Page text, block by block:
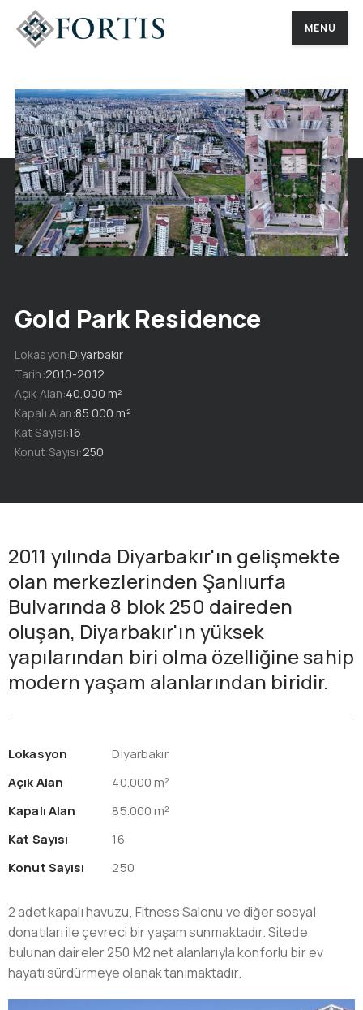
MENU
MENU
Gold Park Residence
Lokasyon Diyarbakır
Tarih 2010-2012
Açık Alan 40.000 m²
Kapalı Alan 85.000 m²
Kat Sayısı 16
Konut Sayısı 250
2011 yılında Diyarbakır'ın gelişmekte
olan merkezlerinden Şanlıurfa
Bulvarında 8 blok 250 daireden
oluşan, Diyarbakır'ın yüksek
yapılarından biri olma özelliğine sahip
modern yaşam alanlarından biridir.
Lokasyon
Diyarbakır
Açık Alan
40.000 m²
Kapalı Alan
85.000 m²
Kat Sayısı
16
Konut Sayısı
250
2 adet kapalı havuzu, Fitness Salonu ve diğer sosyal
donatıları ile çevreci bir yaşam sunmaktadır. Sitede
bulunan daireler 250 M2 net alanlarıyla konforlu bir ev
hayatı sürdürmeye olanak tanımaktadır.